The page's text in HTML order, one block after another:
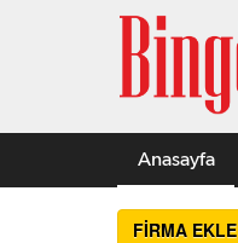
Anasayfa
FİRMA EKLE